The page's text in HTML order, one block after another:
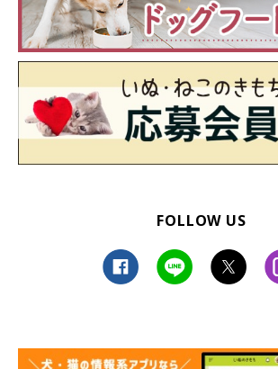
FOLLOW US